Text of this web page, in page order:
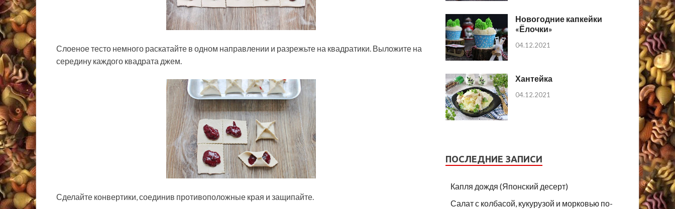
Слоеное тесто немного раскатайте в одном направлении и разрежьте на квадратики. Выложите на
середину каждого квадрата джем.
Сделайте конвертики, соединив противоположные края и защипайте.
Новогодние капкейки
«Ёлочки»
04.12.2021
Хантейка
04.12.2021
ПОСЛЕДНИЕ ЗАПИСИ
Капля дождя (Японский десерт)
Салат с колбасой, кукурузой и морковью по-